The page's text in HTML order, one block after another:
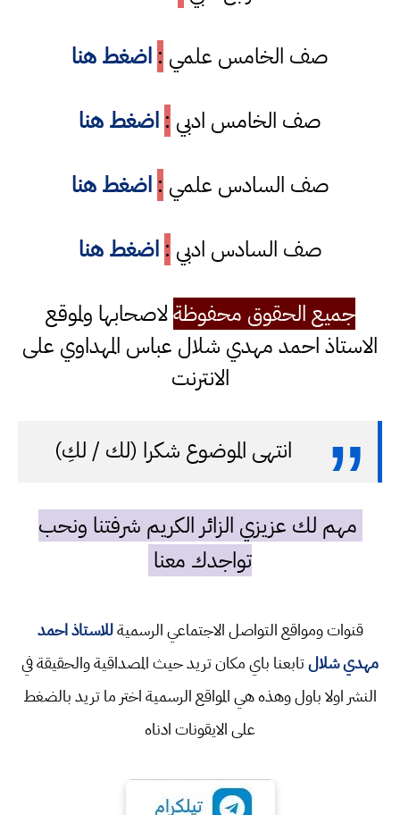
صف الخامس علمي : اضغط هنا
صف الخامس ادبي : اضغط هنا
صف السادس علمي : اضغط هنا
صف السادس ادبي : اضغط هنا
جميع الحقوق محفوظةلاصحابها ولموقع
الاستاذ احمد مهدي شلال عباس المهداوي على
الانترنت
انتهى الموضوع شكرا (لك / لكِ)
مهم لك عزيزي الزائر الكريم شرفتنا ونحب
تواجدك معنا
قنوات ومواقع التواصل الاجتماعي الرسميةللاستاذ احمد
مهدي شلالتابعنا باي مكان تريد حيث المصداقية والحقيقة في
النشر اولا باول وهذه هي المواقع الرسمية اختر ما تريد بالضغط
على الايقونات ادناه